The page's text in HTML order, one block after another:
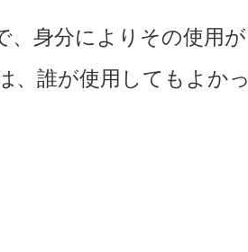
、身分によりその使用が
、誰が使用してもよかっ